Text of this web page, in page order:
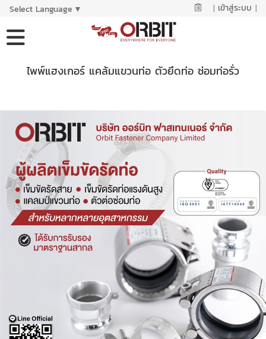
Select Language ▼ | เข้าสู่ระบบ |
ไพพ์แฮงเกอร์ แคล้มแขวนท่อ ตัวยึดท่อ ซ่อมท่อรั่ว